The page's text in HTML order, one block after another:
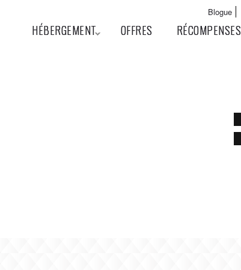
principal
Blogue
HÉBERGEMENT OFFRES RÉCOMPENSES